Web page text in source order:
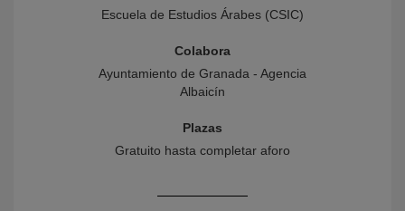
Escuela de Estudios Árabes (CSIC)
Colabora
Ayuntamiento de Granada - Agencia
Albaicín
Plazas
Gratuito hasta completar aforo